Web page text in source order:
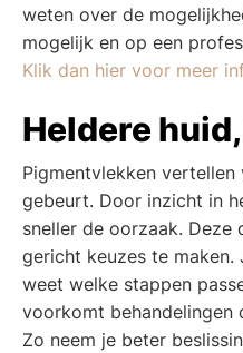
weten over de
mogelijk en op een
Klik dan hier voor meer
Heldere
Pigmentvlekken
gebeurt. Door inzicht in
sneller de oorzaak. Deze
gericht keuzes te
weet welke stappen
voorkomt behandelingen
Zo neem je beter